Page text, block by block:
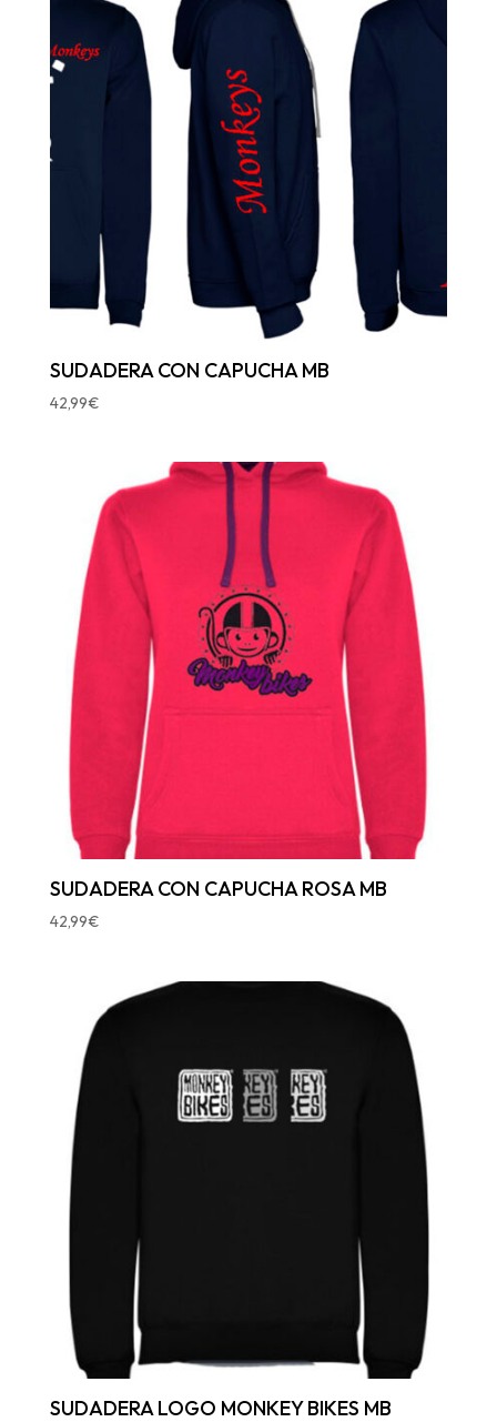
SUDADERA CON CAPUCHA MB
42,99€
SUDADERA CON CAPUCHA ROSA MB
42,99€
SUDADERA LOGO MONKEY BIKES MB